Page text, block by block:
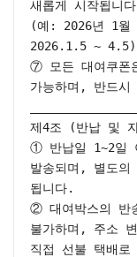
새롭게 시작됩니
(예: 2026년 1월
2026.1.5 ~ 4.5)
⑦ 모든 대여쿠폰
가능하며, 반드시
제4조 (반납 및
① 반납일 1~2일
발송되며, 별도
됩니다.
② 대여박스의 반
불가하며, 주소
직접 선불 택배